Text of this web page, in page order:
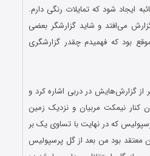
ایجاد شود که تمایلات رنگی دارم.
می‌افتد و شاید گزارشگر بعضی
بود که فهمیدم چقدر گزارشگری
گزارش‌هایش در دربی اشاره کرد و
کنار نیمکت مربیان و نزدیک زمین
که در نهایت با تساوی یک بر
معتقد بود من بعد از گل پرسپولیس